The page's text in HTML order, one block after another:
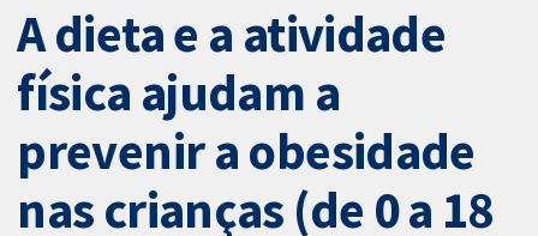
A dieta e a atividade
física ajudam a
prevenir a obesidade
nas crianças (de 0 a 18